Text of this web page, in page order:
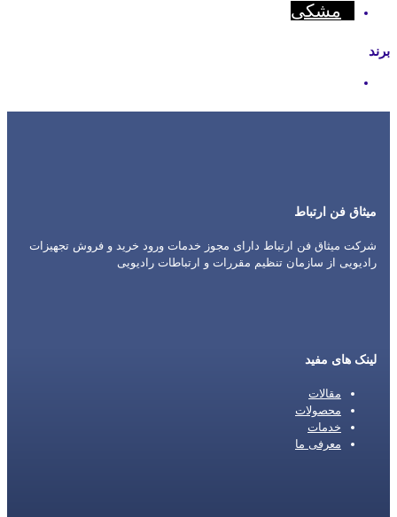
مشکی
برند
میثاق فن ارتباط
شرکت میثاق فن ارتباط دارای مجوز خدمات ورود خرید و فروش تجهیزات
رادیویی از سازمان تنظیم مقررات و ارتباطات رادیویی
لینک های مفید
مقالات
محصولات
خدمات
معرفی ما